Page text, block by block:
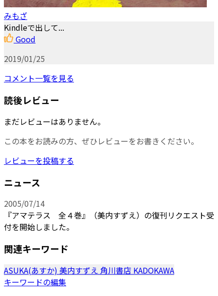
みもざ
Kindleで出して...
Good
2019/01/25
コメント一覧を見る
読後レビュー
まだレビューはありません。
この本をお読みの方、ぜひレビューをお書きください。
レビューを投稿する
ニュース
2005/07/14
『アマテラス 全４巻』（美内すずえ）の復刊リクエスト受
付を開始しました。
関連キーワード
ASUKA(あすか) 美内すずえ 角川書店 KADOKAWA
キーワードの編集